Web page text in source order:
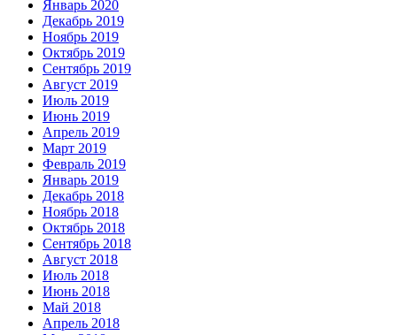
Январь 2020
Декабрь 2019
Ноябрь 2019
Октябрь 2019
Сентябрь 2019
Август 2019
Июль 2019
Июнь 2019
Апрель 2019
Март 2019
Февраль 2019
Январь 2019
Декабрь 2018
Ноябрь 2018
Октябрь 2018
Сентябрь 2018
Август 2018
Июль 2018
Июнь 2018
Май 2018
Апрель 2018